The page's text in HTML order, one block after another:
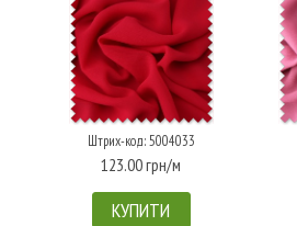
Штрих-код: 5004033
123.00 грн/м
КУПИТИ